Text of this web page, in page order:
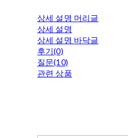
상세 설명 머리글
상세 설명
상세 설명 바닥글
후기(0)
질문(10)
관련 상품